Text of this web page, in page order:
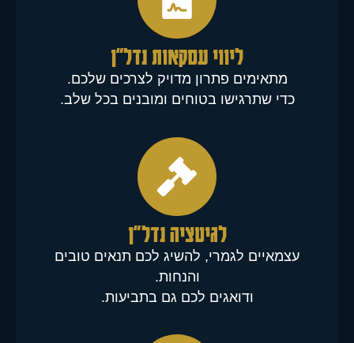
ליווי עסקאות נדל"ן
מתאימים פתרון מדויק לצרכים שלכם.
כדי שתרגישו בטוחים ומובנים בכל שלב.
לגיטציה נדל״ן
עצמאיים לגמרי, להשיג לכם תנאים טובים
והנחות.
ודואגים לכם גם בתביעות.